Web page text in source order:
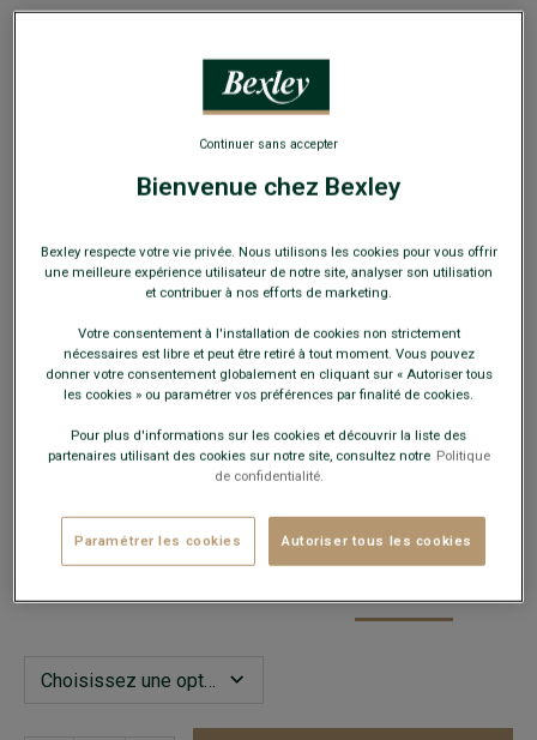
1 paire de lacets noirs pour sneakers
Longueur 110cm
6,00 €
12€3 produits d'entretien au choix
Payez en plusieurs fois dès 199€ d'achat
Bienvenue chez Bexley
Bexley respecte votre vie privée. Nous utilisons les cookies pour vous offrir
une meilleure expérience utilisateur de notre site, analyser son utilisation
et contribuer à nos efforts de marketing.
Votre consentement à l'installation de cookies non strictement
nécessaires est libre et peut être retiré à tout moment. Vous pouvez
donner votre consentement globalement en cliquant sur « Autoriser tous
les cookies » ou paramétrer vos préférences par finalité de cookies.
Pour plus d'informations sur les cookies et découvrir la liste des
partenaires utilisant des cookies sur notre site, consultez notre Politique
de confidentialité.
Paramétrer les cookies Autoriser tous les cookies
Continuer sans accepter